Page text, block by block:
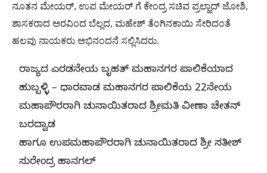
ನೂತನ ಮೇಯರ್, ಉಪ ಮೇಯರ್ ಗೆ ಕೇಂದ್ರ ಸಚಿವ ಪ್ರಲ್ಹಾದ್ ಜೋಶಿ,
ಶಾಸಕರಾದ ಅರವಿಂದ ಬೆಲ್ಲದ, ಮಹೇಶ್ ತೆಂಗಿನಕಾಯಿ ಸೇರಿದಂತೆ
ಹಲವು ನಾಯಕರು ಅಭಿನಂದನೆ ಸಲ್ಲಿಸಿದರು.
ರಾಜ್ಯದ ಎರಡನೇಯ ಬೃಹತ್ ಮಹಾನಗರ ಪಾಲಿಕೆಯಾದ
ಹುಬ್ಬಳ್ಳಿ – ಧಾರವಾಡ ಮಹಾನಗರ ಪಾಲಿಕೆಯ 22ನೇಯ
ಮಹಾಪೌರರಾಗಿ ಚುನಾಯಿತರಾದ ಶ್ರೀಮತಿ ವೀಣಾ ಚೇತನ್
ಬರದ್ವಾಡ
ಹಾಗೂ ಉಪಮಹಾಪೌರರಾಗಿ ಚುನಾಯಿತರಾದ ಶ್ರೀ ಸತೀಶ್
ಸುರೇಂದ್ರ ಹಾನಗಲ್